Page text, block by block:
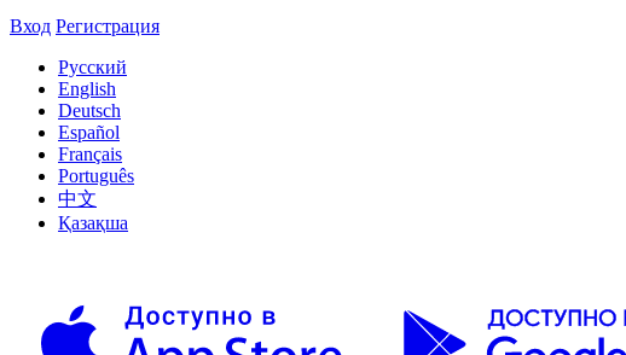
Вход Регистрация
Русский
English
Deutsch
Español
Français
Português
中文
Қазақша